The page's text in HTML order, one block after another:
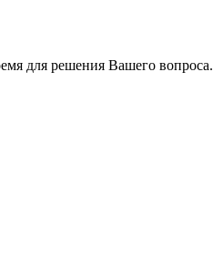
для решения Вашего вопроса.